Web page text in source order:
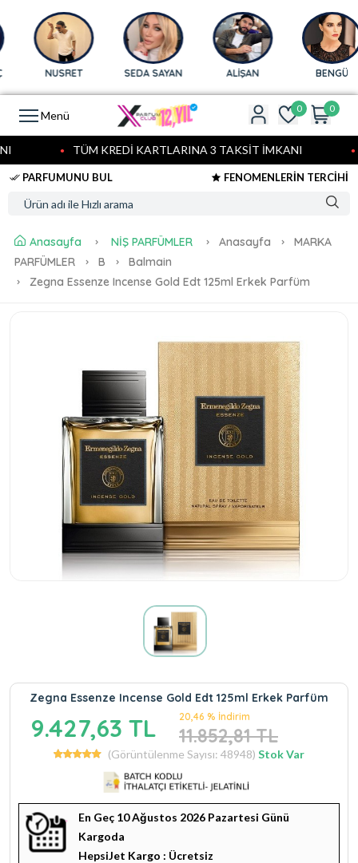
NUSRET SEDA SAYAN ALİŞAN BENGÜ
Menü 0 0
TÜM KREDİ KARTLARINA 3 TAKSİT İMKANI
PARFUMUNU BUL FENOMENLERİN TERCİHİ
Anasayfa NİŞ PARFÜMLER Anasayfa
MARKA
PARFÜMLER
B
Balmain
Zegna Essenze Incense Gold Edt 125ml Erkek Parfüm
Zegna Essenze Incense Gold Edt 125ml Erkek Parfüm
9.427,63 TL 20,46 % İndirim
11.852,81 TL
(Görüntülenme Sayısı: 48948) Stok Var
En Geç 10 Ağustos 2026 Pazartesi Günü
Kargoda
HepsiJet Kargo : Ücretsiz